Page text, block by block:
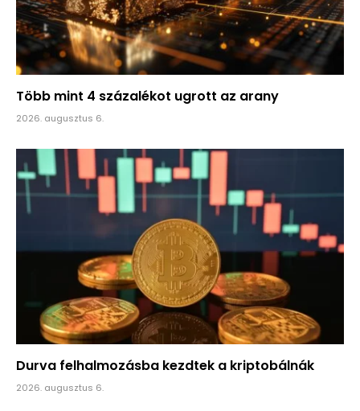
Több mint 4 százalékot ugrott az arany
2026. augusztus 6.
Durva felhalmozásba kezdtek a kriptobálnák
2026. augusztus 6.